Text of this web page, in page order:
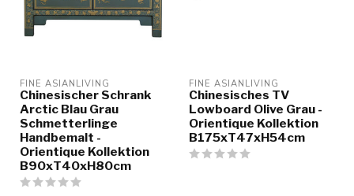
FINE ASIANLIVING
Chinesischer Schrank
Arctic Blau Grau
Schmetterlinge
Handbemalt -
Orientique Kollektion
B90xT40xH80cm
FINE ASIANLIVING
Chinesisches TV
Lowboard Olive Grau -
Orientique Kollektion
B175xT47xH54cm